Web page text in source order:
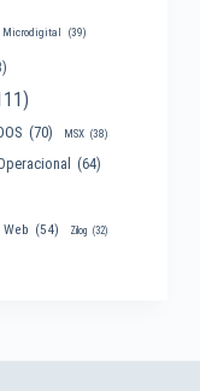
Microdigital (39)
(70) MSX (38)
(64)
(54) Zilog (32)